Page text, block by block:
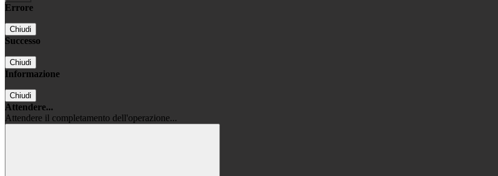
Errore
Chiudi
Successo
Chiudi
Informazione
Chiudi
Attendere...
Attendere il completamento dell'operazione...